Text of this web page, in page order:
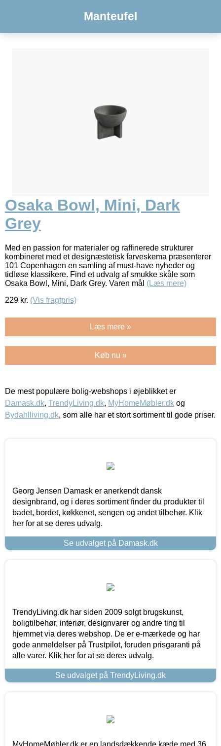
Manteufel
Osaka Bowl, Mini, Dark
Grey
Med en passion for materialer og raffinerede strukturer
kombineret med et designæstetisk farveskema præsenterer
101 Copenhagen en samling af must-have nyheder og
tidløse klassikere. Find et udvalg af smukke skåle som
Osaka Bowl, Mini, Dark Grey. Varen mål (Læs mere)
229 kr. (Vis fragtpris)
Læs mere »
Køb nu »
De mest populære bolig-webshops i øjeblikket er
Damask.dk, TrendyLiving.dk, MyHomeMøbler.dk og
Bydahlliving.dk, som alle har et stort sortiment til gode priser.
Georg Jensen Damask er anerkendt dansk
designbrand, og i deres sortiment finder du produkter til
badet, bordet, køkkenet, sengen og andet tilbehør. Klik
her for at se deres udvalg.
Se udvalget på Damask.dk
TrendyLiving.dk har siden 2009 solgt brugskunst,
boligtilbehør, interiør, designvarer og andre ting til
hjemmet via deres webshop. De er e-mærkede og har
gode anmeldelser på Trustpilot, foruden prisgaranti på
alle varer. Klik her for at se deres udvalg.
Se udvalget på TrendyLiving.dk
MyHomeMøbler.dk er en landsdækkende kæde med 36